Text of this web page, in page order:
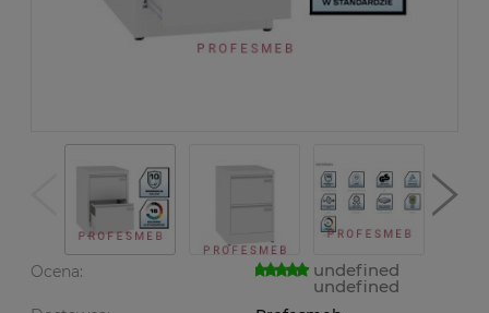
Ocena: undefined
undefined